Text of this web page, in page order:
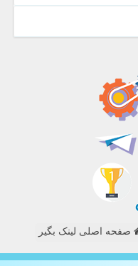
صفحه اصلی لینک بگیر